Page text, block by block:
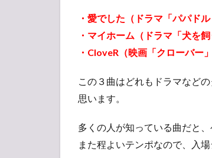
ャ
おす
すめ
ジャ
ニ∞
両親
・愛でした（ドラマ「パパドル
・マイホーム（ドラマ「犬を
・CloveR（映画「クローバー
この３曲はどれもドラマなど
思います。
多くの人が知っている曲だと
また程よいテンポなので、入